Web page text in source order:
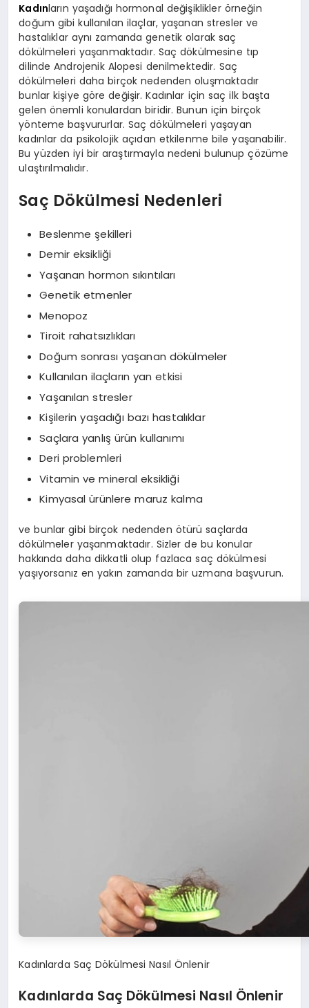
Kadınların yaşadığı hormonal değişiklikler örneğin
doğum gibi kullanılan ilaçlar, yaşanan stresler ve
hastalıklar aynı zamanda genetik olarak saç
dökülmeleri yaşanmaktadır. Saç dökülmesine tıp
dilinde Androjenik Alopesi denilmektedir. Saç
dökülmeleri daha birçok nedenden oluşmaktadır
bunlar kişiye göre değişir. Kadınlar için saç ilk başta
gelen önemli konulardan biridir. Bunun için birçok
yönteme başvururlar. Saç dökülmeleri yaşayan
kadınlar da psikolojik açıdan etkilenme bile yaşanabilir.
Bu yüzden iyi bir araştırmayla nedeni bulunup çözüme
ulaştırılmalıdır.
Saç Dökülmesi Nedenleri
Beslenme şekilleri
Demir eksikliği
Yaşanan hormon sıkıntıları
Genetik etmenler
Menopoz
Tiroit rahatsızlıkları
Doğum sonrası yaşanan dökülmeler
Kullanılan ilaçların yan etkisi
Yaşanılan stresler
Kişilerin yaşadığı bazı hastalıklar
Saçlara yanlış ürün kullanımı
Deri problemleri
Vitamin ve mineral eksikliği
Kimyasal ürünlere maruz kalma
ve bunlar gibi birçok nedenden ötürü saçlarda
dökülmeler yaşanmaktadır. Sizler de bu konular
hakkında daha dikkatli olup fazlaca saç dökülmesi
yaşıyorsanız en yakın zamanda bir uzmana başvurun.
Kadınlarda Saç Dökülmesi Nasıl Önlenir
Kadınlarda Saç Dökülmesi Nasıl Önlenir